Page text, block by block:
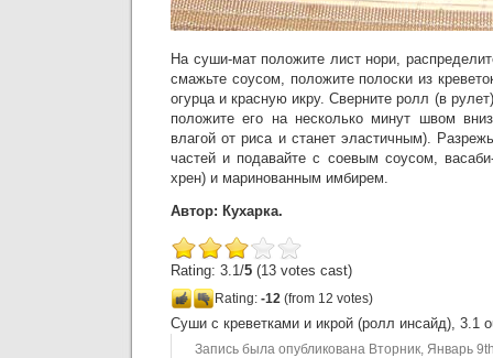
На суши-мат положите лист нори,
смажьте соусом, положите полоски из
огурца и красную икру. Сверните ролл (в
положите его на несколько минут швом
влагой от риса и станет эластичным).
частей и подавайте с соевым соусом,
хрен) и маринованным имбирем.
Автор: Кухарка.
Rating: 3.1/5 (13 votes cast)
Rating: -12 (from 12 votes)
Суши с креветками и икрой (ролл инсайд), 3.1
Запись была опубликована Вторник, Январь